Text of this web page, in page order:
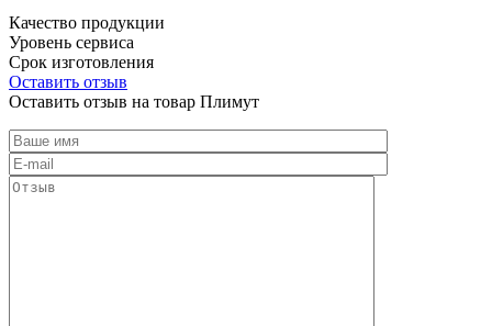
Качество продукции
Уровень сервиса
Срок изготовления
Оставить отзыв
Оставить отзыв на товар Плимут